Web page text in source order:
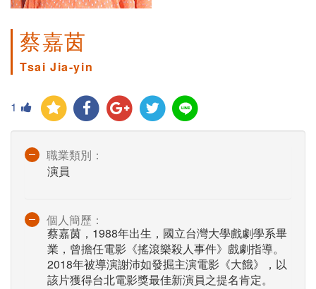
蔡嘉茵
Tsai Jia-yin
1
職業類別：
演員
個人簡歷：
蔡嘉茵，1988年出生，國立台灣大學戲劇學系畢
業，曾擔任電影《搖滾樂殺人事件》戲劇指導。
2018年被導演謝沛如發掘主演電影《大餓》，以
該片獲得台北電影獎最佳新演員之提名肯定。